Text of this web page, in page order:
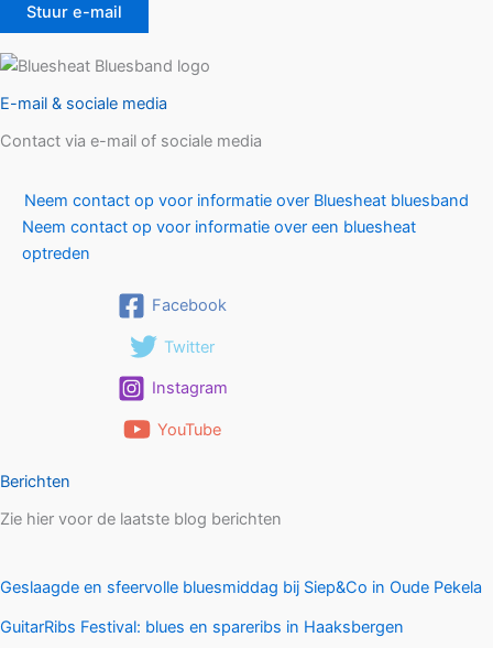
Stuur e-mail
E-mail & sociale media
Contact via e-mail of sociale media
Neem contact op voor informatie over Bluesheat bluesband
Neem contact op voor informatie over een bluesheat
optreden
Facebook
Twitter
Instagram
YouTube
Berichten
Zie hier voor de laatste blog berichten
Geslaagde en sfeervolle bluesmiddag bij Siep&Co in Oude Pekela
GuitarRibs Festival: blues en spareribs in Haaksbergen